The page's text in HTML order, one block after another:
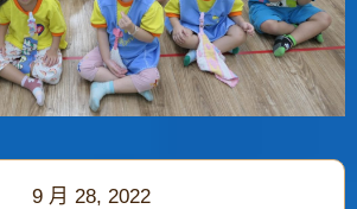
c
h
9 月 28, 2022